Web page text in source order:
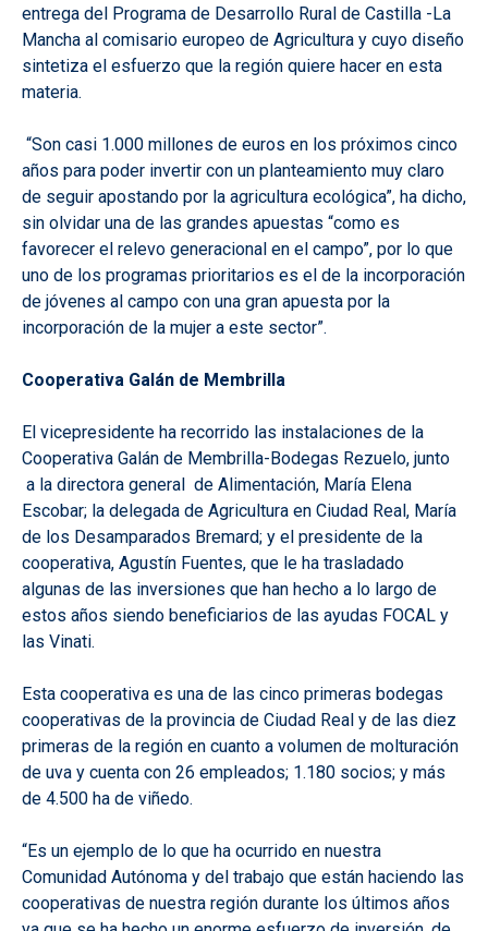
entrega del Programa de Desarrollo Rural de Castilla -La
Mancha al comisario europeo de Agricultura y cuyo diseño
sintetiza el esfuerzo que la región quiere hacer en esta
materia.
“Son casi 1.000 millones de euros en los próximos cinco
años para poder invertir con un planteamiento muy claro
de seguir apostando por la agricultura ecológica”, ha dicho,
sin olvidar una de las grandes apuestas “como es
favorecer el relevo generacional en el campo”, por lo que
uno de los programas prioritarios es el de la incorporación
de jóvenes al campo con una gran apuesta por la
incorporación de la mujer a este sector”.
Cooperativa Galán de Membrilla
El vicepresidente ha recorrido las instalaciones de la
Cooperativa Galán de Membrilla-Bodegas Rezuelo, junto
a la directora general de Alimentación, María Elena
Escobar; la delegada de Agricultura en Ciudad Real, María
de los Desamparados Bremard; y el presidente de la
cooperativa, Agustín Fuentes, que le ha trasladado
algunas de las inversiones que han hecho a lo largo de
estos años siendo beneficiarios de las ayudas FOCAL y
las Vinati.
Esta cooperativa es una de las cinco primeras bodegas
cooperativas de la provincia de Ciudad Real y de las diez
primeras de la región en cuanto a volumen de molturación
de uva y cuenta con 26 empleados; 1.180 socios; y más
de 4.500 ha de viñedo.
“Es un ejemplo de lo que ha ocurrido en nuestra
Comunidad Autónoma y del trabajo que están haciendo las
cooperativas de nuestra región durante los últimos años